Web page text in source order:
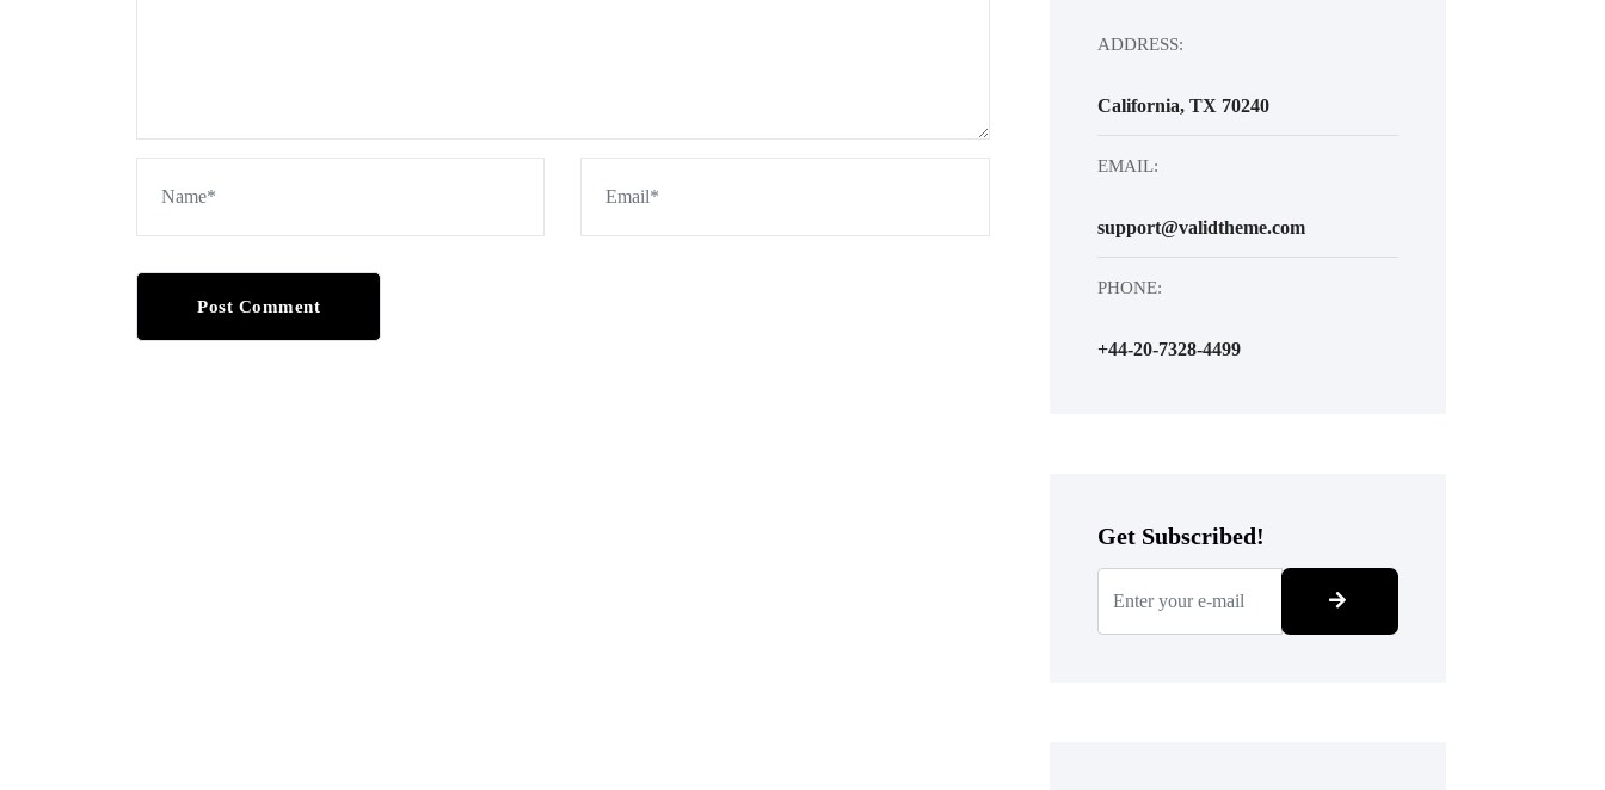
Post Comment
ADDRESS:
California, TX 70240
EMAIL:
support@validtheme.com
PHONE:
+44-20-7328-4499
Get Subscribed!